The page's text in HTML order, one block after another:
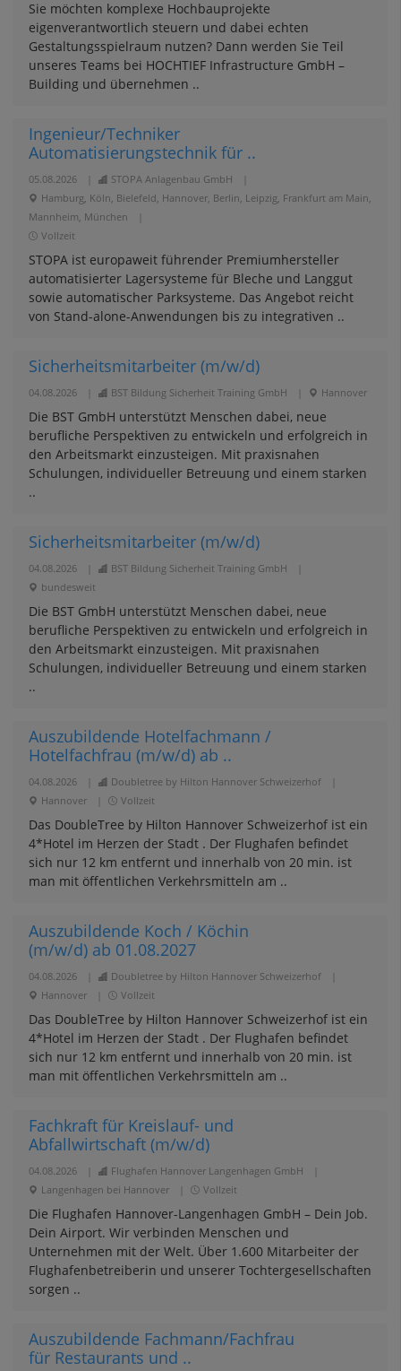
Sie möchten komplexe Hochbauprojekte
eigenverantwortlich steuern und dabei echten
Gestaltungsspielraum nutzen? Dann werden Sie Teil
unseres Teams bei HOCHTIEF Infrastructure GmbH –
Building und übernehmen ..
Ingenieur/Techniker
Automatisierungstechnik für ..
05.08.2026 STOPA Anlagenbau GmbH
Hamburg, Köln, Bielefeld, Hannover, Berlin, Leipzig, Frankfurt am Main,
Mannheim, München
Vollzeit
STOPA ist europaweit führender Premiumhersteller
automatisierter Lagersysteme für Bleche und Langgut
sowie automatischer Parksysteme. Das Angebot reicht
von Stand-alone-Anwendungen bis zu integrativen ..
Sicherheitsmitarbeiter (m/w/d)
04.08.2026 BST Bildung Sicherheit Training GmbH Hannover
Die BST GmbH unterstützt Menschen dabei, neue
berufliche Perspektiven zu entwickeln und erfolgreich in
den Arbeitsmarkt einzusteigen. Mit praxisnahen
Schulungen, individueller Betreuung und einem starken
..
Sicherheitsmitarbeiter (m/w/d)
04.08.2026 BST Bildung Sicherheit Training GmbH
bundesweit
Die BST GmbH unterstützt Menschen dabei, neue
berufliche Perspektiven zu entwickeln und erfolgreich in
den Arbeitsmarkt einzusteigen. Mit praxisnahen
Schulungen, individueller Betreuung und einem starken
..
Auszubildende Hotelfachmann /
Hotelfachfrau (m/w/d) ab ..
04.08.2026 Doubletree by Hilton Hannover Schweizerhof
Hannover
Vollzeit
Das DoubleTree by Hilton Hannover Schweizerhof ist ein
4*Hotel im Herzen der Stadt . Der Flughafen befindet
sich nur 12 km entfernt und innerhalb von 20 min. ist
man mit öffentlichen Verkehrsmitteln am ..
Auszubildende Koch / Köchin
(m/w/d) ab 01.08.2027
04.08.2026 Doubletree by Hilton Hannover Schweizerhof
Hannover
Vollzeit
Das DoubleTree by Hilton Hannover Schweizerhof ist ein
4*Hotel im Herzen der Stadt . Der Flughafen befindet
sich nur 12 km entfernt und innerhalb von 20 min. ist
man mit öffentlichen Verkehrsmitteln am ..
Fachkraft für Kreislauf- und
Abfallwirtschaft (m/w/d)
04.08.2026 Flughafen Hannover Langenhagen GmbH
Langenhagen bei Hannover
Vollzeit
Die Flughafen Hannover-Langenhagen GmbH – Dein Job.
Dein Airport. Wir verbinden Menschen und
Unternehmen mit der Welt. Über 1.600 Mitarbeiter der
Flughafenbetreiberin und unserer Tochtergesellschaften
sorgen ..
Auszubildende Fachmann/Fachfrau
für Restaurants und ..